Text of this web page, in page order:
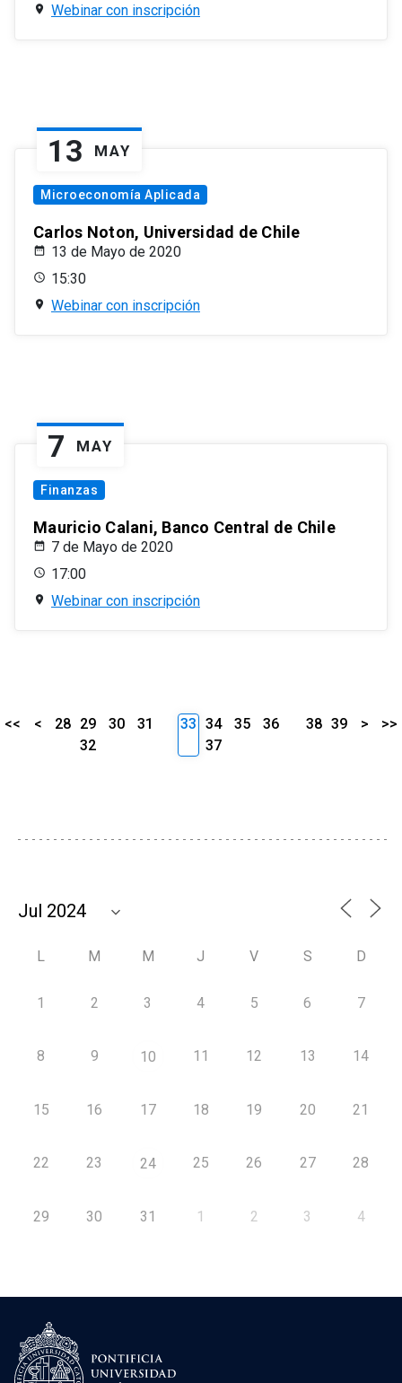
Webinar con inscripción
13 MAY
Microeconomía Aplicada
Carlos Noton, Universidad de Chile
13 de Mayo de 2020
15:30
Webinar con inscripción
7 MAY
Finanzas
Mauricio Calani, Banco Central de Chile
7 de Mayo de 2020
17:00
Webinar con inscripción
<< < 28 29 30
31
32
33 34 35
36
37
38 39 > >>
L M M J V S D
1 2 3 4 5 6 7
8 9 10 11 12 13 14
15 16 17 18 19 20 21
22 23 24 25 26 27 28
29 30 31 1 2 3 4